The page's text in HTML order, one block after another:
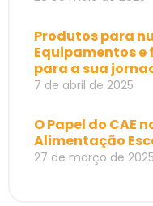
Produtos para
Equipamentos
para a sua
7 de abril de 2025
O Papel do CAE
Alimentação
27 de março de 2025